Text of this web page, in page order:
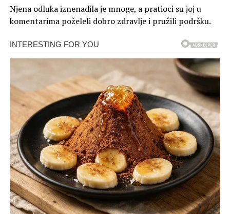
Njena odluka iznenadila je mnoge, a pratioci su joj u
komentarima poželeli dobro zdravlje i pružili podršku.